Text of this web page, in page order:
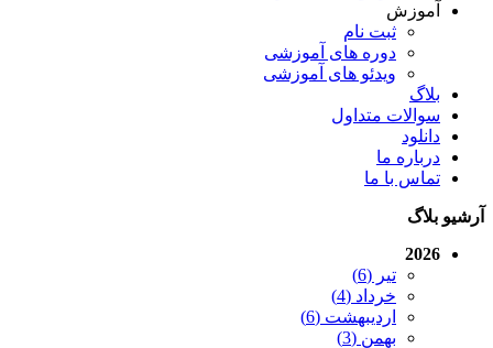
آموزش
ثبت نام
دوره های آموزشی
ویدئو های آموزشی
بلاگ
سوالات متداول
دانلود
درباره ما
تماس با ما
آرشیو بلاگ
2026
تیر (6)
خرداد (4)
اردیبهشت (6)
بهمن (3)